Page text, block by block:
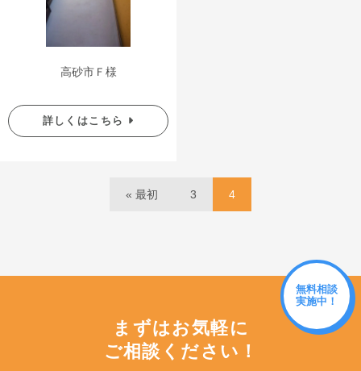
高砂市Ｆ様
詳しくはこちら
« 最初 3 4
無料相談
実施中！
まずはお気軽に
ご相談ください！